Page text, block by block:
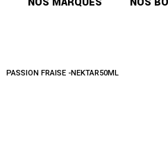
PASSION FRAISE -NEKTAR50ML